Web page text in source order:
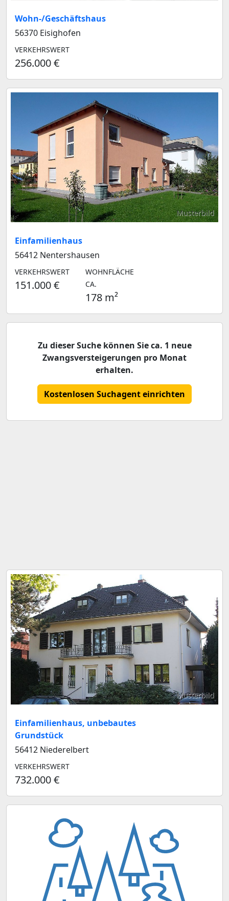
Wohn-/Geschäftshaus
56370 Eisighofen
VERKEHRSWERT
256.000 €
Musterbild
Einfamilienhaus
56412 Nentershausen
VERKEHRSWERT
151.000 €
WOHNFLÄCHE
CA.
178 m²
Zu dieser Suche können Sie ca. 1 neue
Zwangsversteigerungen pro Monat
erhalten.
Kostenlosen Suchagent einrichten
Musterbild
Einfamilienhaus, unbebautes
Grundstück
56412 Niederelbert
VERKEHRSWERT
732.000 €